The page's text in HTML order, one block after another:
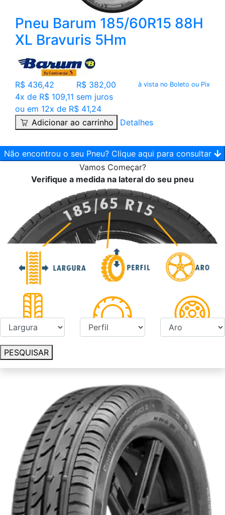
Pneu Barum 185/60R15 88H
XL Bravuris 5Hm
R$ 436,42 R$ 382,00 à vista no Boleto ou Pix
4x de R$ 109,11 sem juros
ou em 12x de R$ 41,24
Adicionar ao carrinho
Detalhes
Não encontrou o seu Pneu? Clique aqui para consultar
Vamos Começar?
Verifique a medida na lateral do seu pneu
PESQUISAR